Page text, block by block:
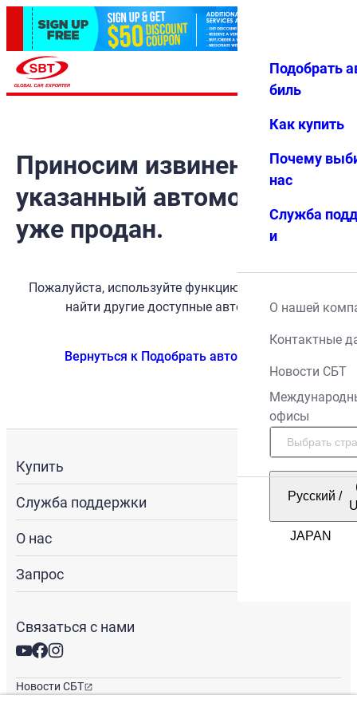
Избранн
Меню
Подобрать
биль
Как купить
Почему
нас
Служба
и
О нашей
Контактные
Новости СБТ
офисы
Русский /
Приносим извинения, но
указанный автомобиль
уже продан.
Пожалуйста, используйте функцию поиска, чтобы
найти другие доступные автомобили.
Вернуться к Подобрать автомобиль
Купить
Служба поддержки
О нас
Запрос
Связаться с нами
Новости СБТ